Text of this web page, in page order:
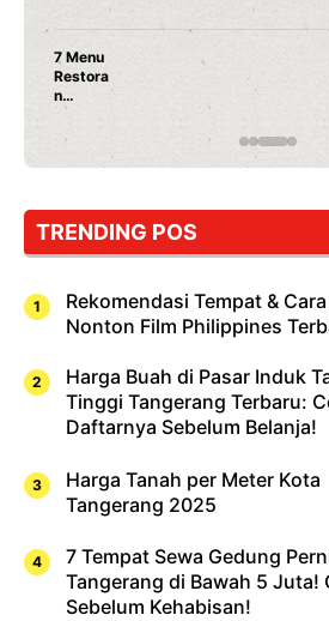
Nunung Srimulat & Vicky
Rahasia Mami Bikin Nagih!
TRENDING POS
Rekomendasi Tempat &
Nonton Film Philippines
Harga Buah di Pasar Induk
Tinggi Tangerang Terbaru:
Daftarnya Sebelum Belanja!
Harga Tanah per Meter Kota
Tangerang 2025
7 Tempat Sewa Gedung
Tangerang di Bawah 5 Juta!
Sebelum Kehabisan!